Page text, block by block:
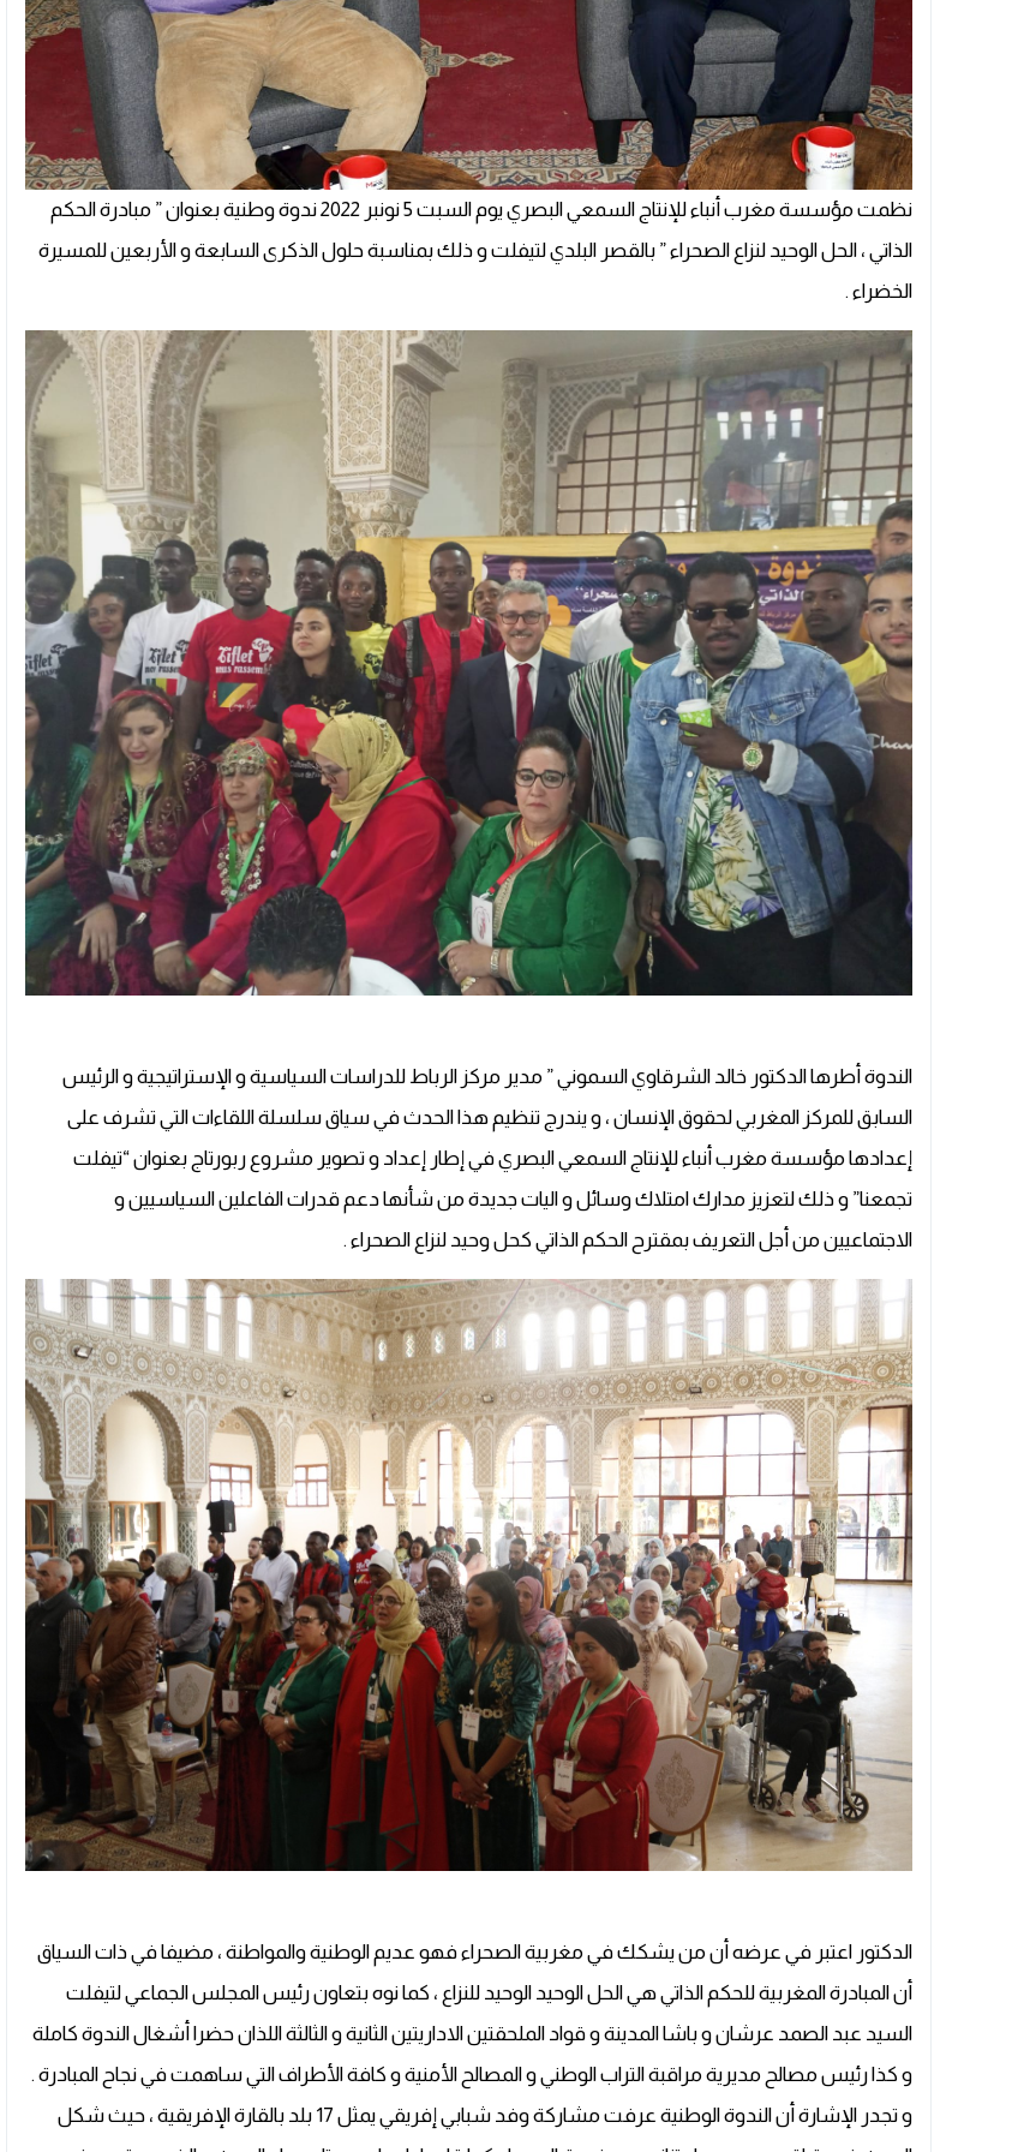
نظمت مؤسسة مغرب أنباء للإنتاج السمعي البصري يوم السبت 5 نونبر 2022 ندوة وطنية بعنوان ” مبادرة الحكم
الذاتي ، الحل الوحيد لنزاع الصحراء ” بالقصر البلدي لتيفلت و ذلك بمناسبة حلول الذكرى السابعة و الأربعين للمسيرة
الخضراء .
الندوة أطرها الدكتور خالد الشرقاوي السموني ” مدير مركز الرباط للدراسات السياسية و الإستراتيجية و الرئيس
السابق للمركز المغربي لحقوق الإنسان ، و يندرج تنظيم هذا الحدث في سياق سلسلة اللقاءات التي تشرف على
إعدادها مؤسسة مغرب أنباء للإنتاج السمعي البصري في إطار إعداد و تصوير مشروع ربورتاج بعنوان “تيفلت
تجمعنا” و ذلك لتعزيز مدارك امتلاك وسائل و اليات جديدة من شأنها دعم قدرات الفاعلين السياسيين و
الاجتماعيين من أجل التعريف بمقترح الحكم الذاتي كحل وحيد لنزاع الصحراء .
الدكتور اعتبر في عرضه أن من يشكك في مغربية الصحراء فهو عديم الوطنية والمواطنة ، مضيفا في ذات السياق
أن المبادرة المغربية للحكم الذاتي هي الحل الوحيد الوحيد للنزاع ، كما نوه بتعاون رئيس المجلس الجماعي لتيفلت
السيد عبد الصمد عرشان و باشا المدينة و قواد الملحقتين الاداريتين الثانية و الثالثة اللذان حضرا أشغال الندوة كاملة
و كذا رئيس مصالح مديرية مراقبة التراب الوطني و المصالح الأمنية و كافة الأطراف التي ساهمت في نجاح المبادرة .
و تجدر الإشارة أن الندوة الوطنية عرفت مشاركة وفد شبابي إفريقي يمثل 17 بلد بالقارة الإفريقية ، حيث شكل